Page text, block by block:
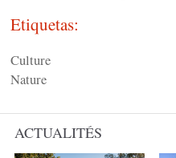
Etiquetas:
Culture
Nature
ACTUALITÉS